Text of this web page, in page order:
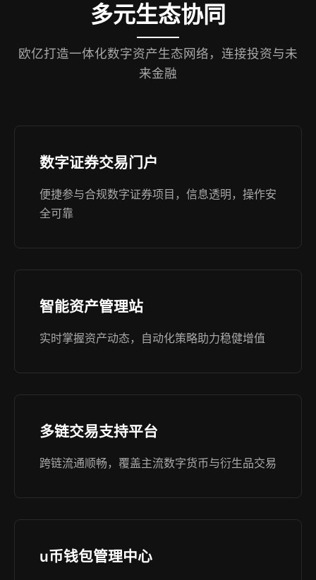
多元生态协同
欧亿打造一体化数字资产生态网络，连接投资与未
来金融
数字证券交易门户
便捷参与合规数字证券项目，信息透明，操作安
全可靠
智能资产管理站
实时掌握资产动态，自动化策略助力稳健增值
多链交易支持平台
跨链流通顺畅，覆盖主流数字货币与衍生品交易
u币钱包管理中心